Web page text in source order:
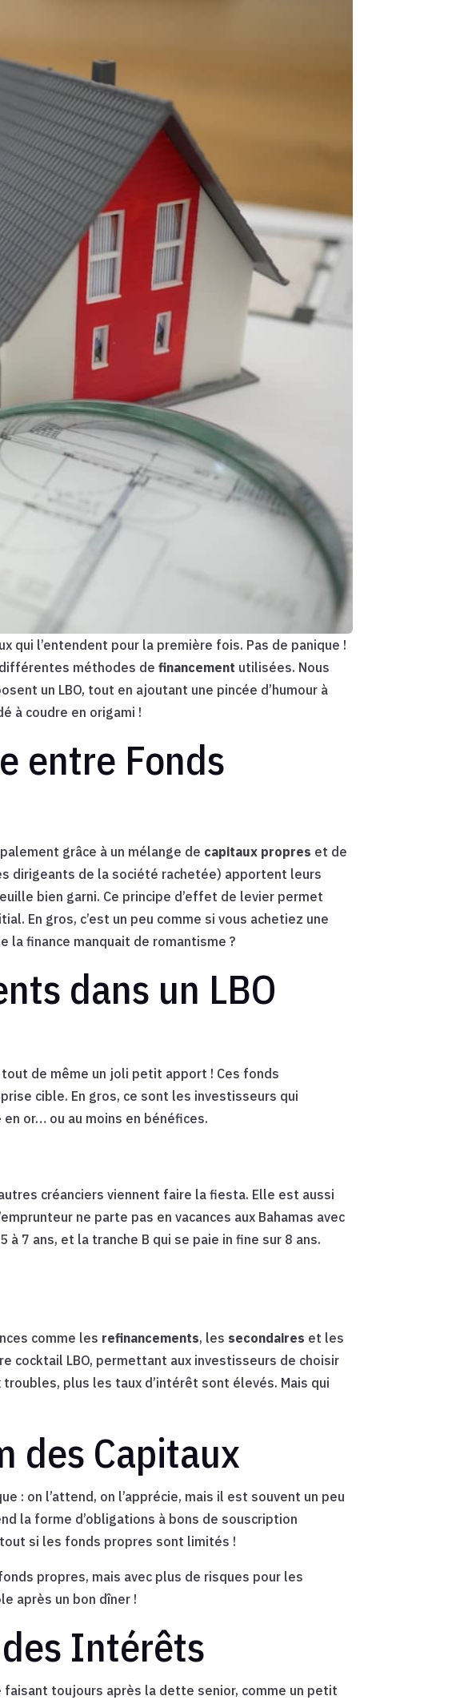
qui l’entendent pour la première fois. Pas de panique !
méthodes definancement utilisées. Nous
un LBO, tout en ajoutant une pincée d’humour à
à coudre en origami !
entre Fonds
grâce à un mélange de capitaux propres et de
dirigeants de la société rachetée) apportent leurs
bien garni. Ce principe d’effet de levier permet
En gros, c’est un peu comme si vous achetiez une
la finance manquait de romantisme ?
dans un LBO
de même un joli petit apport ! Ces fonds
cible. En gros, ce sont les investisseurs qui
or… ou au moins en bénéfices.
créanciers viennent faire la fiesta. Elle est aussi
ne parte pas en vacances aux Bahamas avec
7 ans, et la tranche B qui se paie in fine sur 8 ans.
comme les refinancements, les secondaires et les
cocktail LBO, permettant aux investisseurs de choisir
plus les taux d’intérêt sont élevés. Mais qui
des Capitaux
: on l’attend, on l’apprécie, mais il est souvent un peu
la forme d’obligations à bons de souscription
si les fonds propres sont limités !
propres, mais avec plus de risques pour les
après un bon dîner !
Intérêts
faisant toujours après la dette senior, comme un petit